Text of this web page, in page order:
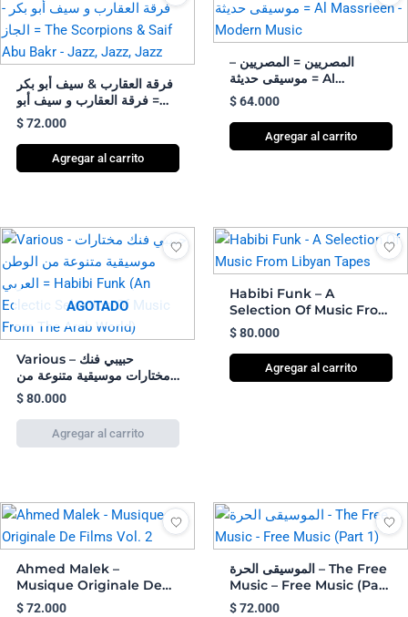
فرقة العقارب & سيف أبو بكر
= فرقة العقارب و سيف أبو
بكر – الجاز = The
Scorpions & Saif Abu
Bakr – Jazz, Jazz, Jazz
$72.000
Agregar al carrito
المصريين = المصريين –
موسيقى حديثة = Al
Massrieen – Modern
Music
$64.000
Agregar al carrito
AGOTADO
Various – حبيبي فنك
مختارات موسيقية متنوعة من
الوطن العربي = Habibi
Funk (An Eclectic
Selection Of Music From
The Arab World)
$80.000
Habibi Funk – A
Selection Of Music From
Libyan Tapes
$80.000
Agregar al carrito
Ahmed Malek –
Musique Originale De
Films Vol. 2
$72.000
الموسيقى الحرة – The Free
Music – Free Music (Part
1)
$72.000